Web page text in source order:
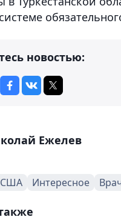
новостью:
Ежелев
США Интересное